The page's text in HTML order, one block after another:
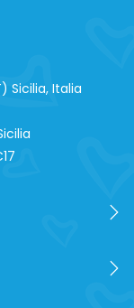
Sicilia, Italia